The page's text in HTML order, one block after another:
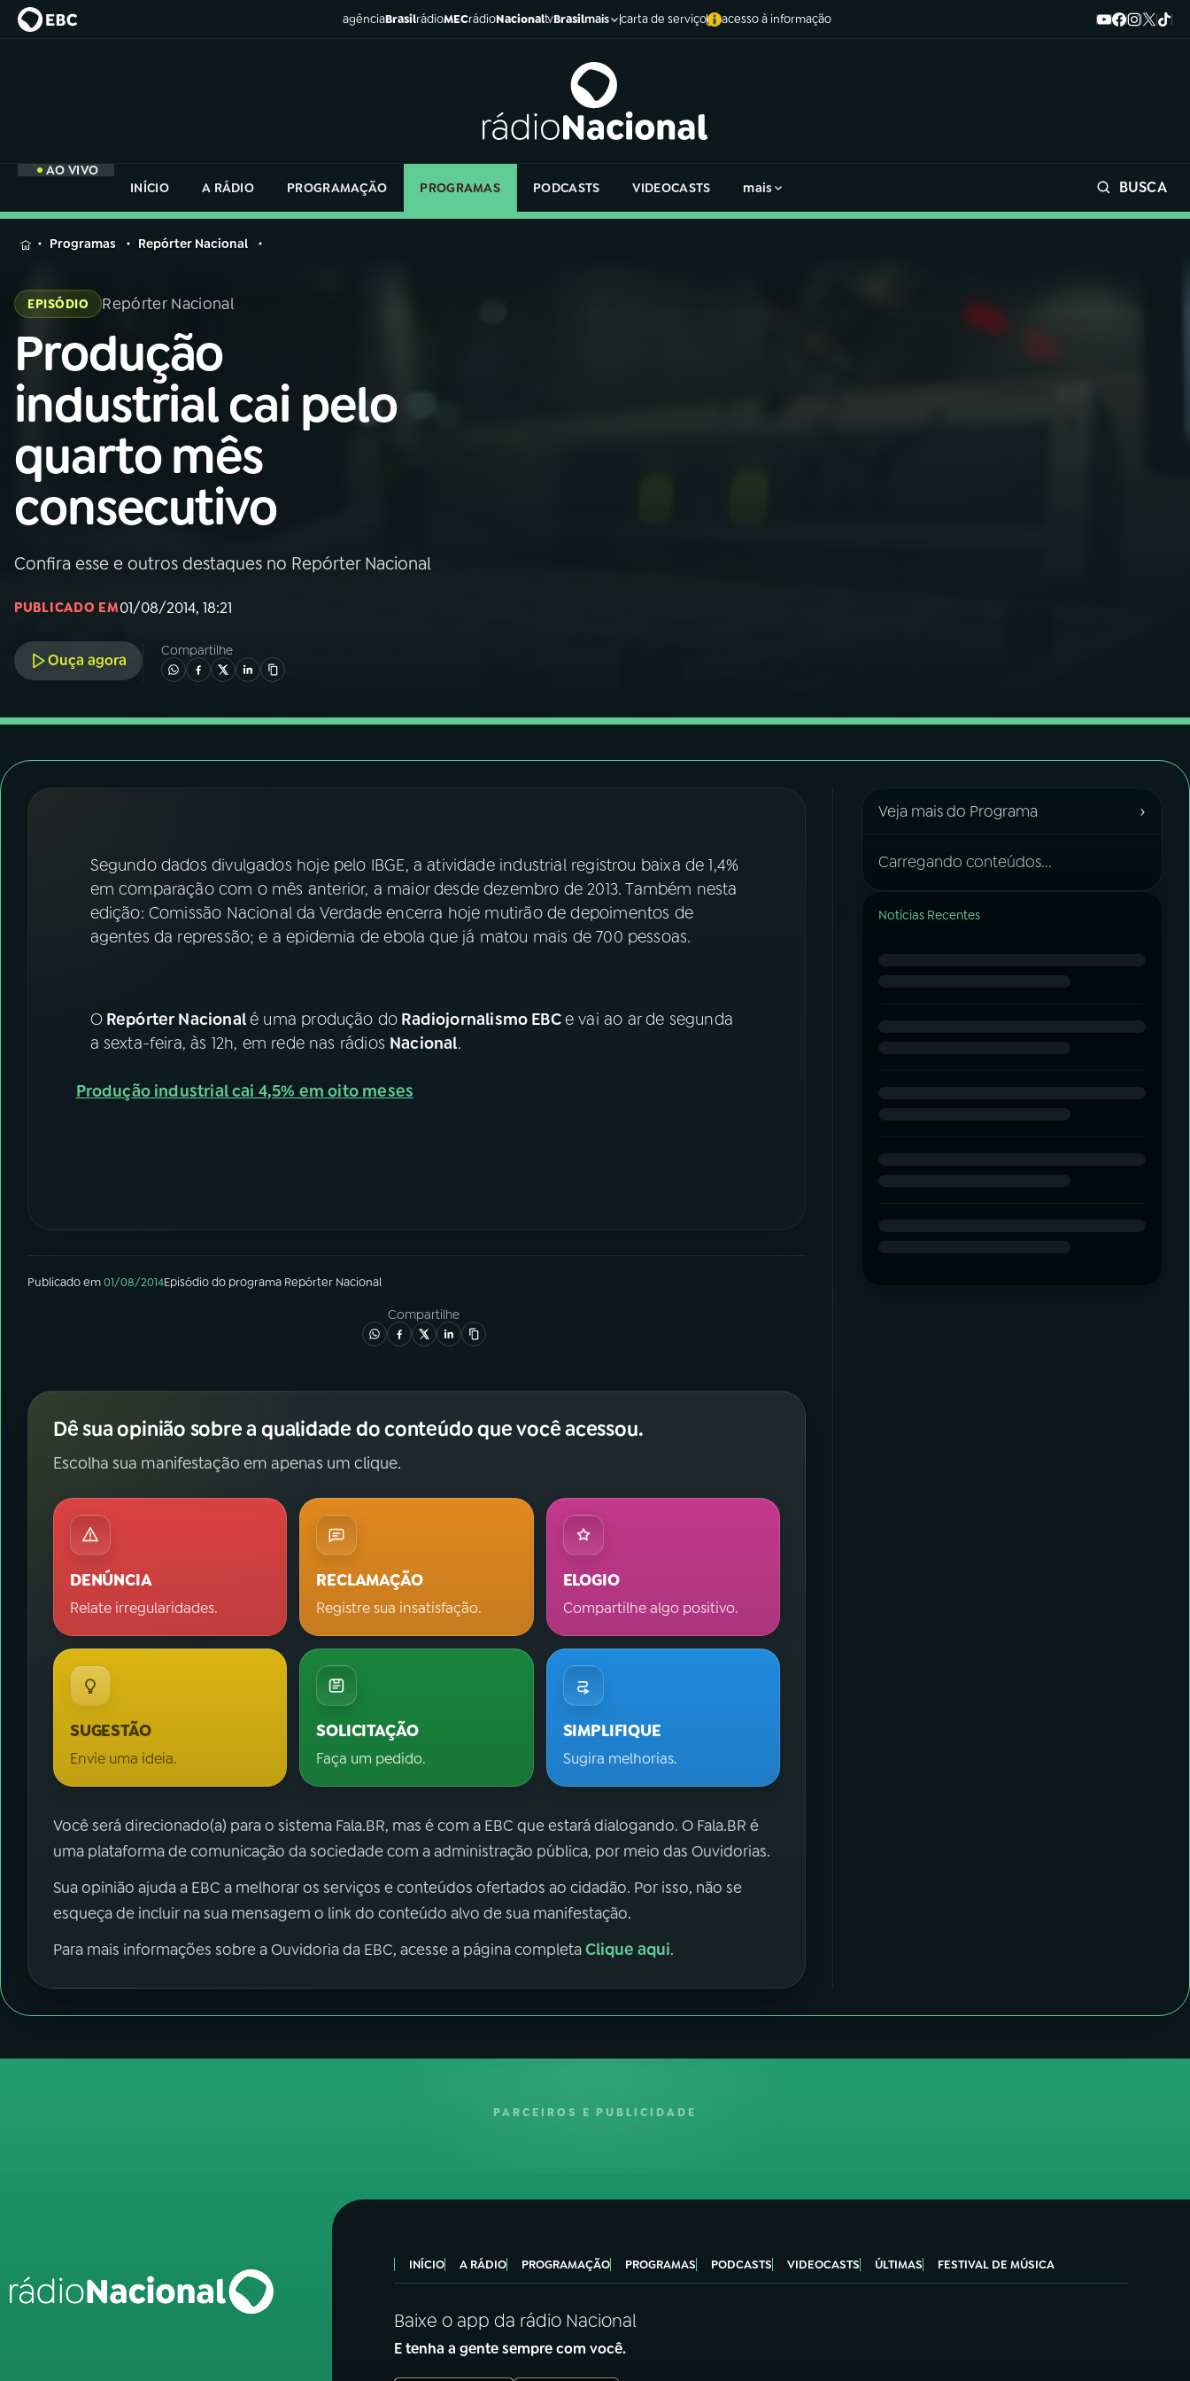
agênciaBrasilrádioMECrádioNacionaltvBrasilmais carta de serviço acesso à informação
AO VIVO
INÍCIO
A RÁDIO PROGRAMAÇÃO PROGRAMAS PODCASTS VIDEOCASTS mais BUSCA
MENU
Buscar
na
Rádio
Nacional
AO VIVO
01INÍCIO
02 A RÁDIO
03PROGRAMAÇÃO
05PODCASTS
FESTIVAL DE MÚSICA
ACOMPANHE A RÁDIO NACIONAL
na
Rádio
Programas Repórter Nacional
EPISÓDIO Repórter Nacional
Produção
industrial cai pelo
quarto mês
consecutivo
Confira esse e outros destaques no Repórter Nacional
PUBLICADO EM01/08/2014, 18:21
Ouça agora
Compartilhe
Segundo dados divulgados hoje pelo IBGE, a atividade industrial registrou baixa de 1,4%
em comparação com o mês anterior, a maior desde dezembro de 2013. Também nesta
edição: Comissão Nacional da Verdade encerra hoje mutirão de depoimentos de
agentes da repressão; e a epidemia de ebola que já matou mais de 700 pessoas.
ORepórter Nacionalé uma produção do Radiojornalismo EBCe vai ao ar de segunda
a sexta-feira, às 12h, em rede nas rádios Nacional.
Produção industrial cai 4,5% em oito meses
Publicado em01/08/2014Episódiodo programa Repórter Nacional
Compartilhe
Dê sua opinião sobre a qualidade do conteúdo que você acessou.
Escolha sua manifestação em apenas um clique.
DENÚNCIA
Relate irregularidades.
RECLAMAÇÃO
Registre sua insatisfação.
ELOGIO
Compartilhe algo positivo.
SUGESTÃO
Envie uma ideia.
SOLICITAÇÃO
Faça um pedido.
SIMPLIFIQUE
Sugira melhorias.
Você será direcionado(a) para o sistema Fala.BR, mas é com a EBC que estará dialogando. O Fala.BR é
uma plataforma de comunicação da sociedade com a administração pública, por meio das Ouvidorias.
Sua opinião ajuda a EBC a melhorar os serviços e conteúdos ofertados ao cidadão. Por isso, não se
esqueça de incluir na sua mensagem o link do conteúdo alvo de sua manifestação.
Para mais informações sobre a Ouvidoria da EBC, acesse a página completaClique aqui.
Veja mais do Programa ›
Carregando conteúdos...
Notícias Recentes
PARCEIROS E PUBLICIDADE
INÍCIO A RÁDIO PROGRAMAÇÃO PROGRAMAS PODCASTS VIDEOCASTS ÚLTIMAS FESTIVAL DE MÚSICA
Baixe o app da rádio Nacional
E tenha a gente sempre com você.